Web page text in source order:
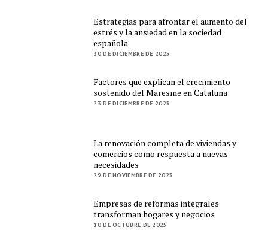
Estrategias para afrontar el aumento del
estrés y la ansiedad en la sociedad
española
30 DE DICIEMBRE DE 2025
Factores que explican el crecimiento
sostenido del Maresme en Cataluña
23 DE DICIEMBRE DE 2025
La renovación completa de viviendas y
comercios como respuesta a nuevas
necesidades
29 DE NOVIEMBRE DE 2025
Empresas de reformas integrales
transforman hogares y negocios
10 DE OCTUBRE DE 2025